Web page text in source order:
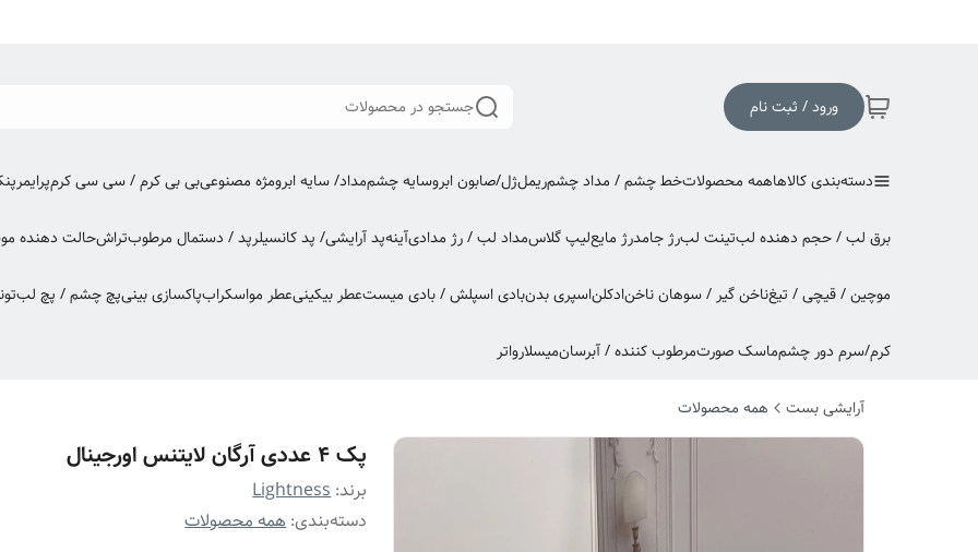
ورود / ثبت نام جستجو در محصولات
دسته‌بندی کالاهاهمه محصولاتخط چشم / مداد چشمریملژل/صابون ابروسایه چشممداد/ سایه ابرومژه مصنوعیبی بی کرم / سی سی کرمپرایمر
برق لب / حجم دهنده لبتینت لبرژ جامدرژ مایعلیپ گلاسمداد لب / رژ مدادیآینهپد آرایشی/ پد کانسیلرپد / دستمال مرطوبتراشحالت دهنده مو
موچین / قیچی / تیغناخن گیر / سوهان ناخنادکلناسپری بدنبادی اسپلش / بادی میستعطر بیکینیعطر مواسکرابپاکسازی بینیپچ چشم / پچ لب
کرم/سرم دور چشمماسک صورتمرطوب کننده / آبرسانمیسلارواتر
آرایشی بست همه محصولات
پک ۴ عددی آرگان لایتنس اورجینال
برند:Lightness
دسته‌بندی:همه محصولات